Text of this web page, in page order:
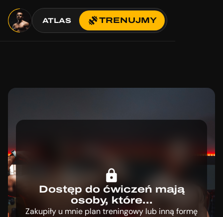
ATLAS TRENUJMY
Dostęp do ćwiczeń mają
osoby, które...
Zakupiły u mnie plan treningowy lub inną formę